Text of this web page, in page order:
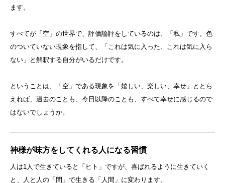
ます。
すべてが「空」の世界で、評価論評をしているのは、「私」です。色
のついていない現象を指して、「これは気に入った、これは気に入ら
ない」と解釈する自分がいるだけです。
ということは、「空」である現象を「嬉しい、楽しい、幸せ」ととら
えれば、過去のことも、今日以降のことも、すべて幸せに感じるので
はないでしょうか。
神様が味方をしてくれる人になる習慣
人は1人で生きていると「ヒト」ですが、喜ばれるように生きていく
と、人と人の「間」で生きる「人間」に変わります。